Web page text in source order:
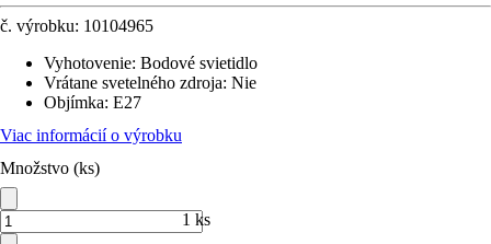
č. výrobku: 10104965
Vyhotovenie: Bodové svietidlo
Vrátane svetelného zdroja: Nie
Objímka: E27
Viac informácií o výrobku
Množstvo (ks)
1 ks